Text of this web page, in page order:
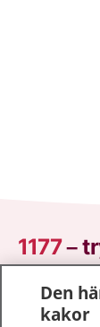
1177–
På
sjukdomar
Den
kakor